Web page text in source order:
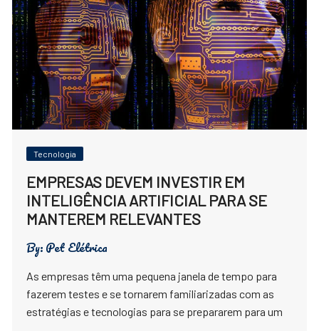
Tecnologia
EMPRESAS DEVEM INVESTIR EM
INTELIGÊNCIA ARTIFICIAL PARA SE
MANTEREM RELEVANTES
By:Pet Elétrica
As empresas têm uma pequena janela de tempo para
fazerem testes e se tornarem familiarizadas com as
estratégias e tecnologias para se prepararem para um